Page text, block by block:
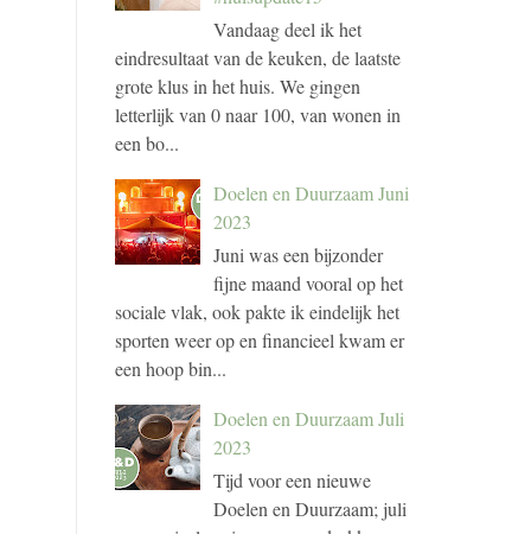
Vandaag deel ik het
eindresultaat van de keuken, de laatste
grote klus in het huis. We gingen
letterlijk van 0 naar 100, van wonen in
een bo...
Doelen en Duurzaam Juni
2023
Juni was een bijzonder
fijne maand vooral op het
sociale vlak, ook pakte ik eindelijk het
sporten weer op en financieel kwam er
een hoop bin...
Doelen en Duurzaam Juli
2023
Tijd voor een nieuwe
Doelen en Duurzaam; juli